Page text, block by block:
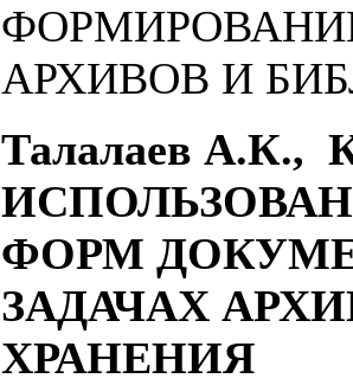
АРХИВОВ И
Талалаев А.К.,
ФОРМ
ЗАДАЧАХ
ХРАНЕНИЯ